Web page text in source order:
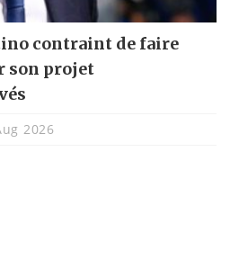
contraint de faire
son projet
2026